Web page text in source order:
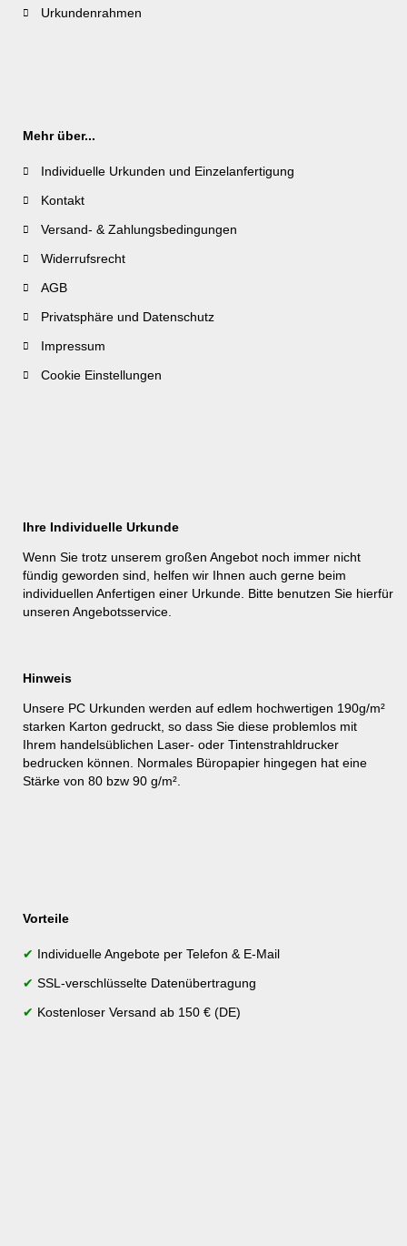
Urkundenrahmen
Mehr über...
Individuelle Urkunden und Einzelanfertigung
Kontakt
Versand- & Zahlungsbedingungen
Widerrufsrecht
AGB
Privatsphäre und Datenschutz
Impressum
Cookie Einstellungen
Ihre Individuelle Urkunde
Wenn Sie trotz unserem großen Angebot noch immer nicht
fündig geworden sind, helfen wir Ihnen auch gerne beim
individuellen Anfertigen einer Urkunde. Bitte benutzen Sie hierfür
unseren Angebotsservice
Hinweis
Unsere PC Urkunden werden auf edlem hochwertigen 190g/m²
starken Karton gedruckt, so dass Sie diese problemlos mit
Ihrem handelsüblichen Laser- oder Tintenstrahldrucker
bedrucken können. Normales Büropapier hingegen hat eine
Stärke von 80 bzw 90 g/m².
Vorteile
✔ Individuelle Angebote per Telefon & E-Mail
✔ SSL-verschlüsselte Datenübertragung
✔ Kostenloser Versand ab 150 € (DE)